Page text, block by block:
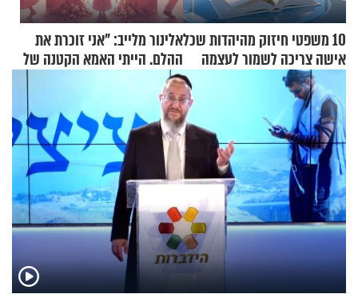
10 משפטי חיזוק מהיהדות שכל
אישה צריכה לשמור לעצמה
אלינור מלייב: "אני זוכרת את
ההלם. הייתי האמא הקטנה של
הבית"